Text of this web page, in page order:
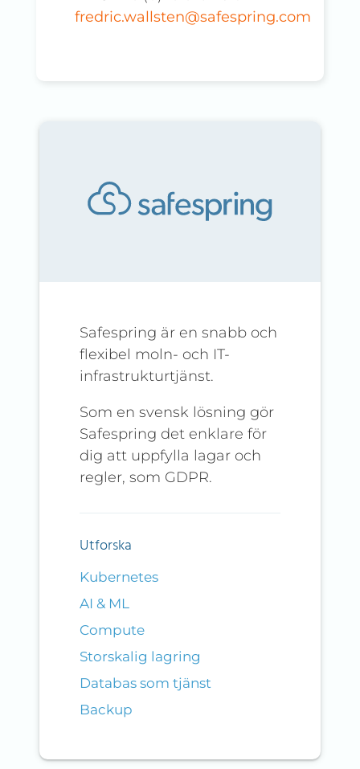
fredric.wallsten@safespring.com
Safespring är en snabb och
flexibel moln- och IT-
infrastrukturtjänst.
Som en svensk lösning gör
Safespring det enklare för
dig att uppfylla lagar och
regler, som GDPR.
Utforska
Kubernetes
AI & ML
Compute
Storskalig lagring
Databas som tjänst
Backup